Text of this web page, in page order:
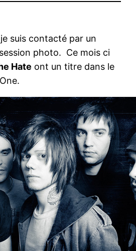
suis contacté par un
photo. Ce mois ci
Hate ont un titre dans le